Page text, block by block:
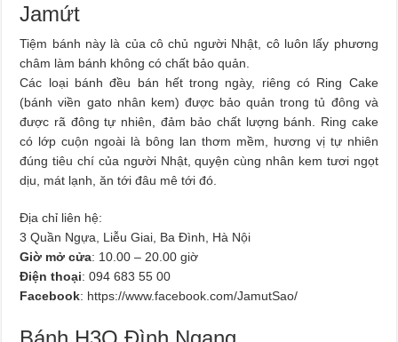
Jamứt
Tiệm bánh này là của cô chủ người Nhật, cô luôn lấy phương
châm làm bánh không có chất bảo quản.
Các loại bánh đều bán hết trong ngày, riêng có Ring Cake
(bánh viền gato nhân kem) được bảo quản trong tủ đông và
được rã đông tự nhiên, đảm bảo chất lượng bánh. Ring cake
có lớp cuộn ngoài là bông lan thơm mềm, hương vị tự nhiên
đúng tiêu chí của người Nhật, quyện cùng nhân kem tươi ngọt
dịu, mát lạnh, ăn tới đâu mê tới đó.
Địa chỉ liên hệ:
3 Quần Ngựa, Liễu Giai, Ba Đình, Hà Nội
Giờ mở cửa: 10.00 – 20.00 giờ
Điện thoại: 094 683 55 00
Facebook: https://www.facebook.com/JamutSao/